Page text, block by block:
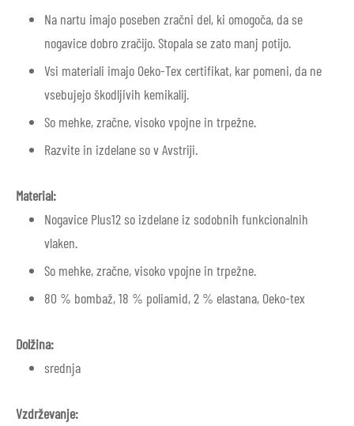
Na nartu imajo poseben zračni del, ki omogoča, da se
nogavice dobro zračijo. Stopala se zato manj potijo.
Vsi materiali imajo Oeko-Tex certifikat, kar pomeni, da ne
vsebujejo škodljivih kemikalij.
So mehke, zračne, visoko vpojne in trpežne.
Razvite in izdelane so v Avstriji.
Material:
Nogavice Plus12 so izdelane iz sodobnih funkcionalnih
vlaken.
So mehke, zračne, visoko vpojne in trpežne.
80 % bombaž, 18 % poliamid, 2 % elastana, Oeko-tex
Dolžina:
srednja
Vzdrževanje: